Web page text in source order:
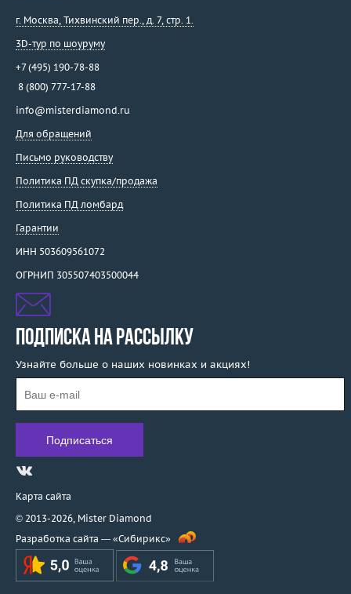
г. Москва, Тихвинский пер., д. 7, стр. 1.
3D-тур по шоуруму
+7 (495) 190-78-88
8 (800) 777-17-88
info@misterdiamond.ru
Для обращений
Письмо руководству
Политика ПД скупка/продажа
Политика ПД ломбард
Гарантии
ИНН 503609561072
ОГРНИП 305507403500044
ПОДПИСКА НА РАССЫЛКУ
Узнайте больше о наших новинках и акциях!
Карта сайта
© 2013-2026, Mister Diamond
Разработка сайта — «Сибирикс»